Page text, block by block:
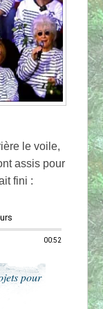
le voile,
assis pour
fini :
00:52
pour